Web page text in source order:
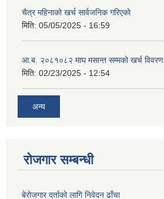
चैत्र महिनाको खर्च सार्वजनिक गरिएको
मिति: 05/05/2025 - 16:59
आ.ब. २०८१०८२ माघ मसान्त सम्मको खर्च विवरण
मिति: 02/23/2025 - 12:54
अन्य
रोजगार सम्बन्धी
बेरोजगार दर्ताको लागि निवेदन ढाँचा